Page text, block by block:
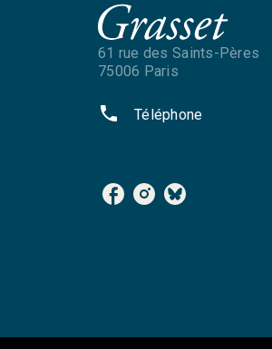
61 rue des Saints-Pères
75006 Paris
phone Téléphone